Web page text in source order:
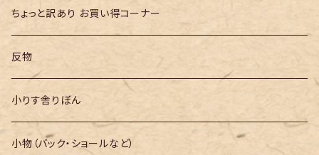
ちょっと訳あり お買い得コーナー
反物
小りす舎りぼん
小物（バック・ショールなど）